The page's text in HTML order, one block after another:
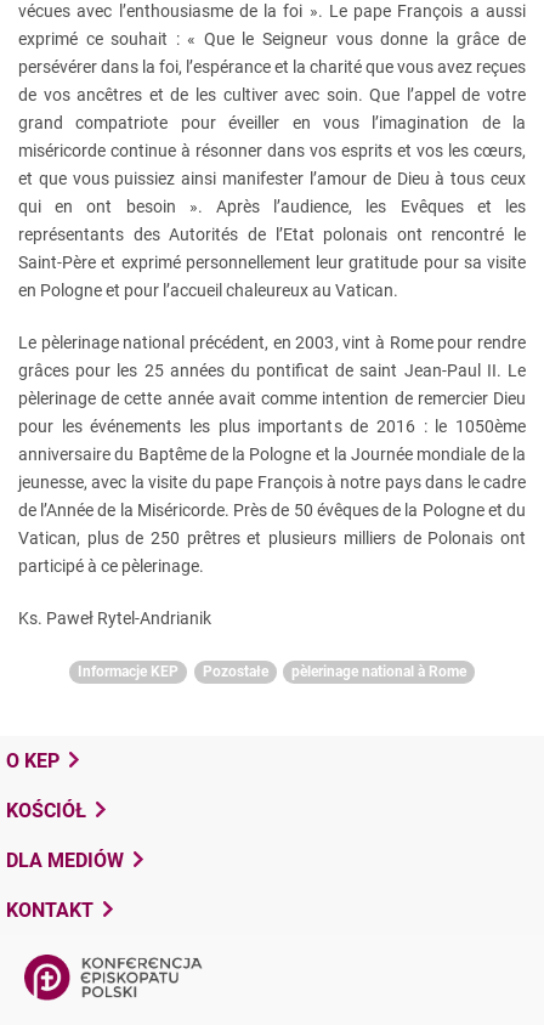
vécues avec l’enthousiasme de la foi ». Le pape François a aussi
exprimé ce souhait : « Que le Seigneur vous donne la grâce de
persévérer dans la foi, l’espérance et la charité que vous avez reçues
de vos ancêtres et de les cultiver avec soin. Que l’appel de votre
grand compatriote pour éveiller en vous l’imagination de la
miséricorde continue à résonner dans vos esprits et vos les cœurs,
et que vous puissiez ainsi manifester l’amour de Dieu à tous ceux
qui en ont besoin ». Après l’audience, les Evêques et les
représentants des Autorités de l’Etat polonais ont rencontré le
Saint-Père et exprimé personnellement leur gratitude pour sa visite
en Pologne et pour l’accueil chaleureux au Vatican.
Le pèlerinage national précédent, en 2003, vint à Rome pour rendre
grâces pour les 25 années du pontificat de saint Jean-Paul II. Le
pèlerinage de cette année avait comme intention de remercier Dieu
pour les événements les plus importants de 2016 : le 1050ème
anniversaire du Baptême de la Pologne et la Journée mondiale de la
jeunesse, avec la visite du pape François à notre pays dans le cadre
de l’Année de la Miséricorde. Près de 50 évêques de la Pologne et du
Vatican, plus de 250 prêtres et plusieurs milliers de Polonais ont
participé à ce pèlerinage.
Ks. Paweł Rytel-Andrianik
Informacje KEP Pozostałe pèlerinage national à Rome
O KEP
KOŚCIÓŁ
DLA MEDIÓW
KONTAKT